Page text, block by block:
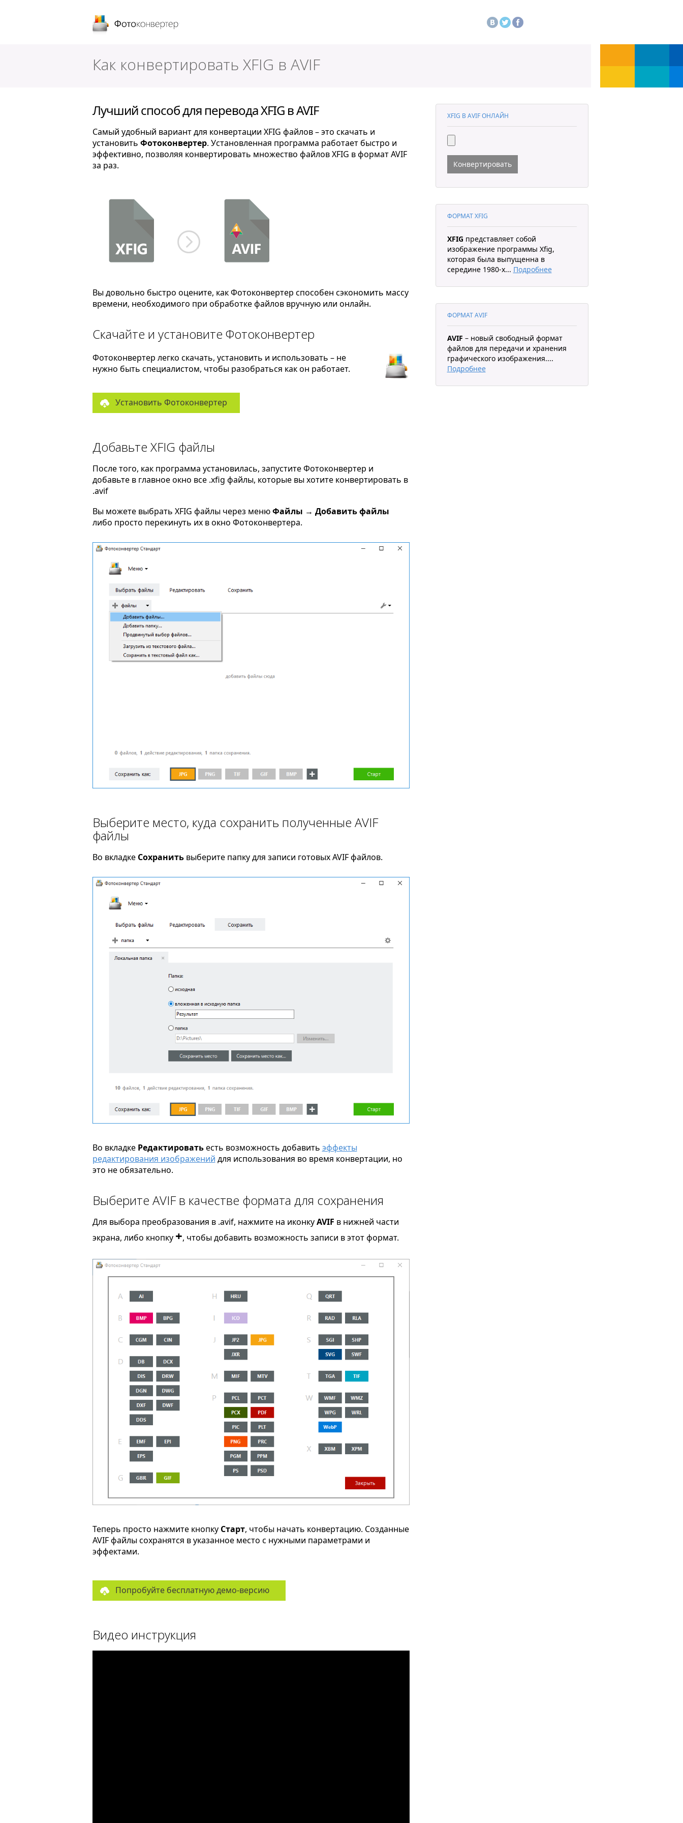
Как конвертировать XFIG в AVIF
Лучший способ для перевода XFIG в AVIF
Самый удобный вариант для конвертации XFIG файлов – это скачать и
установить Фотоконвертер. Установленная программа работает быстро и
эффективно, позволяя конвертировать множество файлов XFIG в формат AVIF
за раз.
Вы довольно быстро оцените, как Фотоконвертер способен сэкономить массу
времени, необходимого при обработке файлов вручную или онлайн.
Скачайте и установите Фотоконвертер
Фотоконвертер легко скачать, установить и использовать – не
нужно быть специалистом, чтобы разобраться как он работает.
Установить Фотоконвертер
Добавьте XFIG файлы
После того, как программа установилась, запустите Фотоконвертер и
добавьте в главное окно все .xfig файлы, которые вы хотите конвертировать в
.avif
Вы можете выбрать XFIG файлы через менюФайлы → Добавить файлы
либо просто перекинуть их в окно Фотоконвертера.
Выберите место, куда сохранить полученные AVIF
файлы
Во вкладке Сохранитьвыберите папку для записи готовых AVIF файлов.
Во вкладке Редактироватьесть возможность добавить эффекты
редактирования изображений для использования во время конвертации, но
это не обязательно.
Выберите AVIF в качестве формата для сохранения
Для выбора преобразования в .avif, нажмите на иконкуAVIF в нижней части
экрана, либо кнопку +, чтобы добавить возможность записи в этот формат.
Теперь просто нажмите кнопку Старт, чтобы начать конвертацию. Созданные
AVIF файлы сохранятся в указанное место с нужными параметрами и
эффектами.
Попробуйте бесплатную демо-версию
Видео инструкция
XFIG В AVIF ОНЛАЙН
Конвертировать
ФОРМАТ XFIG
XFIG представляет собой
изображение программы Xfig,
которая была выпущенна в
середине 1980-х... Подробнее
ФОРМАТ AVIF
AVIF – новый свободный формат
файлов для передачи и хранения
графического изображения....
Подробнее